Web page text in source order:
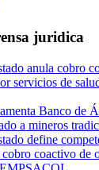
juridica
anula cobro
servicios de
Banco de
a mineros
define
cobro coactivo de